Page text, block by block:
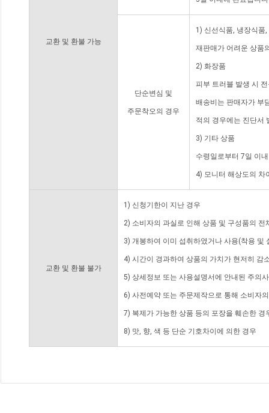
교환 및 환불 가능
단순변심 및
주문착오의 경우
1) 신선식품, 냉장식품
재판매가 어려운 상품
2) 화장품
피부 트러블 발생 시
배송비는 판매자가 부
적의 경우에는 진단서
3) 기타 상품
수령일로부터 7일 이
4) 모니터 해상도의 차
교환 및 환불 불가
1) 신청기한이 지난 경우
2) 소비자의 과실로 인해 상품 및 구성품의
3) 개봉하여 이미 섭취하였거나 사용(착용 및
4) 시간이 경과하여 상품의 가치가 현저히 감
5) 상세정보 또는 사용설명서에 안내된 주의
6) 사전예약 또는 주문제작으로 통해 소비자
7) 복제가 가능한 상품 등의 포장을 훼손한 경
8) 맛, 향, 색 등 단순 기호차이에 의한 경우